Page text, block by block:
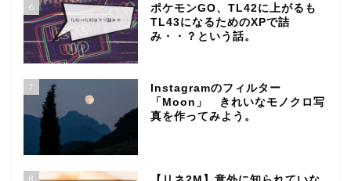
6
ポケモンGO、TL42に上がるも
TL43になるためのXPで詰
み・・？という話。
7
Instagramのフィルター
「Moon」 きれいなモノクロ写
真を作ってみよう。
8